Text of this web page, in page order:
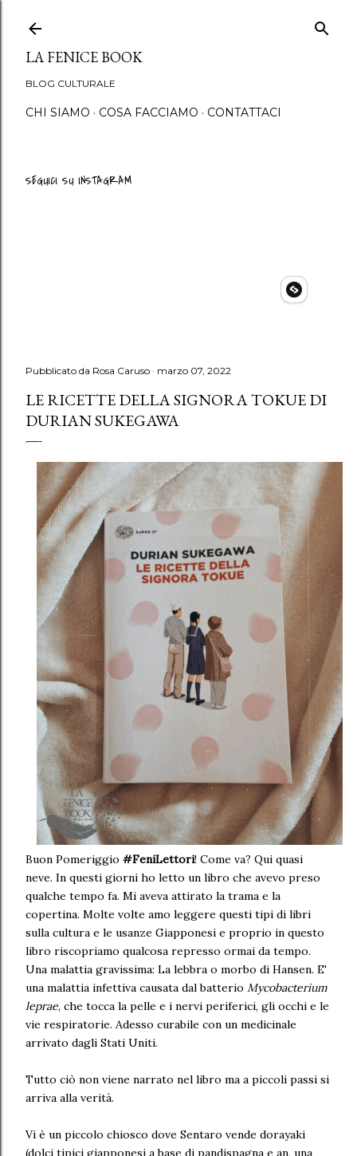
LA FENICE BOOK
BLOG CULTURALE
CHI SIAMO COSA FACCIAMO CONTATTACI
SEGUICI SU INSTAGRAM
Pubblicato da Rosa Caruso marzo 07, 2022
LE RICETTE DELLA SIGNORA TOKUE DI
DURIAN SUKEGAWA
Buon Pomeriggio #FeniLettori! Come va? Qui quasi
neve. In questi giorni ho letto un libro che avevo preso
qualche tempo fa. Mi aveva attirato la trama e la
copertina. Molte volte amo leggere questi tipi di libri
sulla cultura e le usanze Giapponesi e proprio in questo
libro riscopriamo qualcosa represso ormai da tempo.
Una malattia gravissima: La lebbra o morbo di Hansen. E'
una malattia infettiva causata dal batterio Mycobacterium
leprae, che tocca la pelle e i nervi periferici, gli occhi e le
vie respiratorie. Adesso curabile con un medicinale
arrivato dagli Stati Uniti.
Tutto ciò non viene narrato nel libro ma a piccoli passi si
arriva alla verità.
Vi è un piccolo chiosco dove Sentaro vende dorayaki
(dolci tipici giapponesi a base di pandispagna e an, una